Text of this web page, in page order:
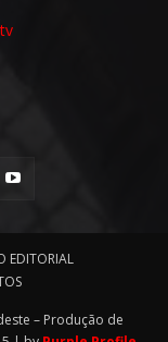
EDITORIAL
– Produção de